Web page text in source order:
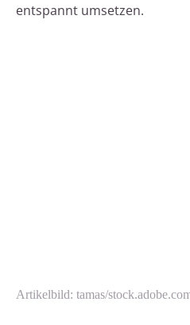
entspannt umsetzen.
Artikelbild: tamas/